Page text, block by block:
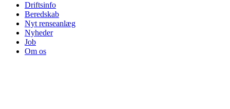
Driftsinfo
Beredskab
Nyt renseanlæg
Nyheder
Job
Om os